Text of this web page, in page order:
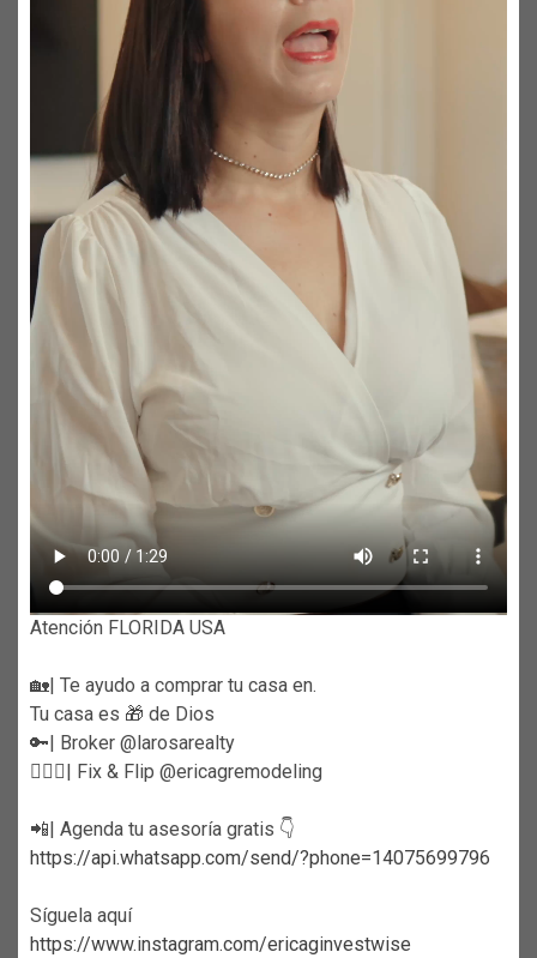
Atención FLORIDA USA
🏡| Te ayudo a comprar tu casa en.
Tu casa es 🎁 de Dios
🔑| Broker @larosarealty
👷🏼‍♀️| Fix & Flip @ericagremodeling
📲| Agenda tu asesoría gratis 👇
https://api.whatsapp.com/send/?phone=14075699796
Síguela aquí
https://www.instagram.com/ericaginvestwise